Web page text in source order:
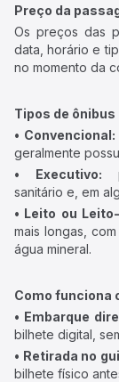
Preço da
Os preços das
data, horário e
no momento da
Tipos de
• Convencional:
geralmente
• Executivo:
sanitário e, em
• Leito ou
mais longas,
água mineral.
Como funciona
• Embarque
bilhete digital,
• Retirada no
bilhete físico